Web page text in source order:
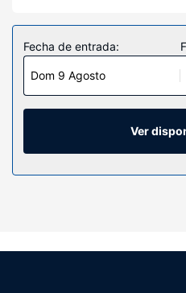
Regálate una estancia
donde, además de aire
chimenea. Y, si te apetece
balcón, que es de uso
permitirá prepararte tus
lavadora y un ventilador de
conexión a Internet wifi gratis
Fecha de entrada:
Dom 9 Agosto
Ver